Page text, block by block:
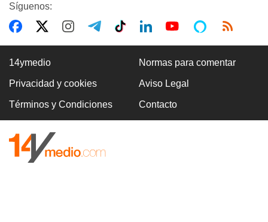
Síguenos:
14ymedio Normas para comentar
Privacidad y cookies Aviso Legal
Términos y Condiciones Contacto